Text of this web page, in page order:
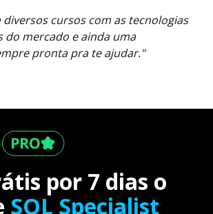
diversos cursos com as tecnologias
do mercado e ainda uma
pronta pra te ajudar."
por 7 dias o
SQL Specialist